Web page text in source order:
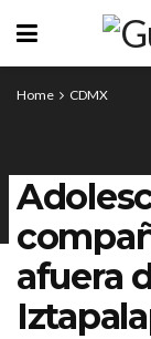
Home CDMX
afuera